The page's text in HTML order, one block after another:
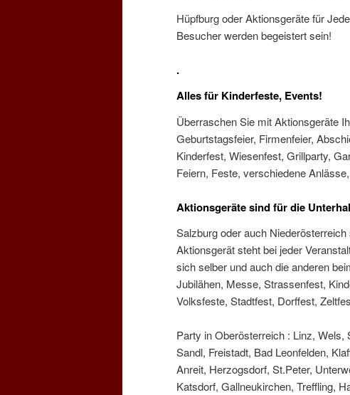
Hüpfburg oder Aktionsgeräte für
Besucher werden begeistert sein!
.
Alles für Kinderfeste, Events!
Überraschen Sie mit Aktionsgeräte
Geburtstagsfeier, Firmenfeier,
Kinderfest, Wiesenfest, Grillparty,
Feiern, Feste, verschiedene
Aktionsgeräte sind für die
Salzburg oder auch
Aktionsgerät steht bei jeder
sich selber und auch die anderen
Jubilähen, Messe, Strassenfest,
Volksfeste, Stadtfest, Dorffest,
Party in Oberösterreich : Linz,
Sandl, Freistadt, Bad Leonfelden,
Anreit, Herzogsdorf, St.Peter,
Katsdorf, Gallneukirchen, Treffling,